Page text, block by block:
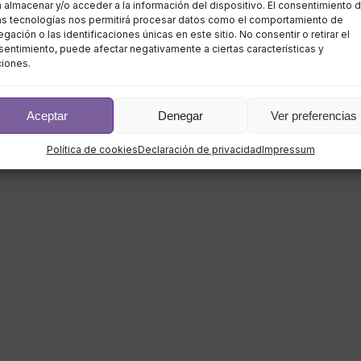
almacenar y/o acceder a la información del dispositivo. El consentimiento
tecnologías nos permitirá procesar datos como el comportamiento de
o las identificaciones únicas en este sitio. No consentir o retirar el
puede afectar negativamente a ciertas características y
Aceptar Denegar Ver preferencias
Política de cookiesDeclaración de privacidadImpressum